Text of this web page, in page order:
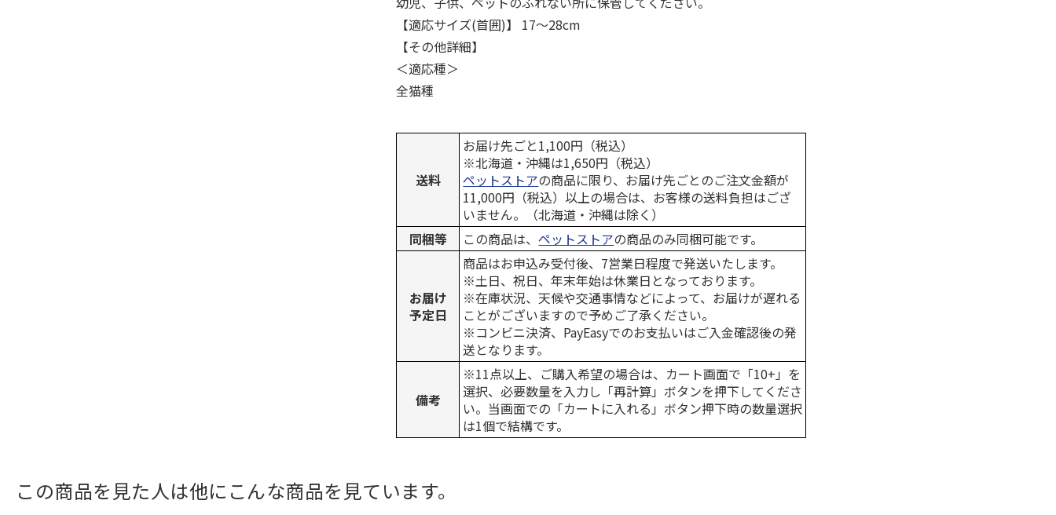
【適応サイズ(首囲)】 17～28cm
【その他詳細】
＜適応種＞
全猫種
送料
お届け先ごと1,100円（税込）
※北海道・沖縄は1,650円（税込）
ペットストアの商品に限り、お届け先ごとのご注文金額が
11,000円（税込）以上の場合は、お客様の送料負担はござ
いません。（北海道・沖縄は除く）
同梱等
この商品は、ペットストアの商品のみ同梱可能です。
お届け
予定日
商品はお申込み受付後、7営業日程度で発送いたします。
※土日、祝日、年末年始は休業日となっております。
※在庫状況、天候や交通事情などによって、お届けが遅れる
ことがございますので予めご了承ください。
※コンビニ決済、PayEasyでのお支払いはご入金確認後の発
送となります。
備考
※11点以上、ご購入希望の場合は、カート画面で「10+」を
選択、必要数量を入力し「再計算」ボタンを押下してくださ
い。当画面での「カートに入れる」ボタン押下時の数量選択
は1個で結構です。
この商品を見た人は他にこんな商品を見ています。